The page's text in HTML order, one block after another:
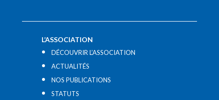
L’ASSOCIATION
DÉCOUVRIR L’ASSOCIATION
ACTUALITÉS
NOS PUBLICATIONS
STATUTS